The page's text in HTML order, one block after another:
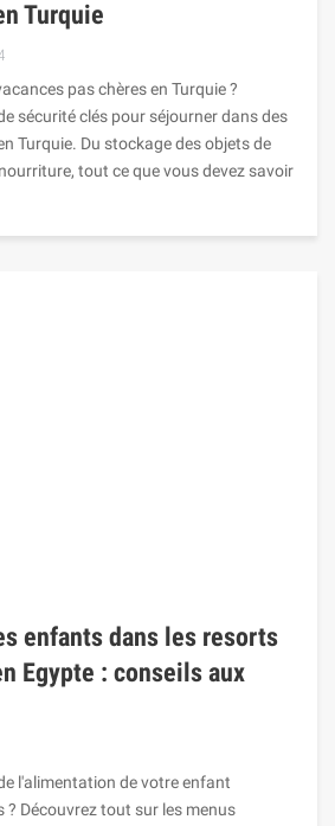
Turquie
pas chères en Turquie ?
sécurité clés pour séjourner dans des
Turquie. Du stockage des objets de
tout ce que vous devez savoir
enfants dans les resorts
Egypte : conseils aux
l'alimentation de votre enfant
? Découvrez tout sur les menus